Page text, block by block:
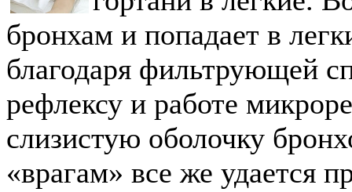
бронхам и попадает в
благодаря фильтрующей
рефлексу и работе
слизистую оболочку
«врагам» все же удается